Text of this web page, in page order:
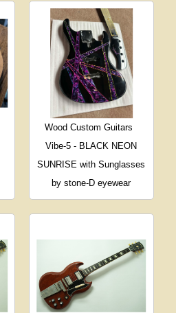
Wood Custom Guitars
Vibe-5 - BLACK NEON
SUNRISE with Sunglasses
by stone-D eyewear